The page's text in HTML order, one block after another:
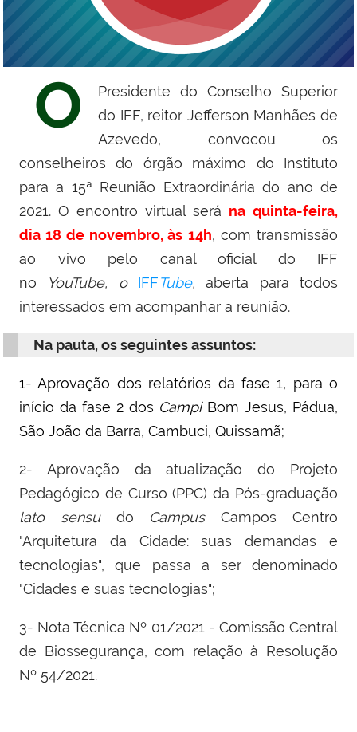
O
Presidente do Conselho Superior
do IFF, reitor Jefferson Manhães de
Azevedo, convocou os
conselheiros do órgão máximo do Instituto
para a 15ª Reunião Extraordinária do ano de
2021. O encontro virtual será na quinta-feira,
dia 18 de novembro, às 14h, com transmissão
ao vivo pelo canal oficial do IFF
no
YouTube, o IFFTube,aberta para todos
interessados em acompanhar a reunião.
Na pauta, os seguintes assuntos:
1- Aprovação dos relatórios da fase 1, para o
início da fase 2 dos CampiBom Jesus, Pádua,
São João da Barra, Cambuci, Quissamã;
2- Aprovação da atualização do Projeto
Pedagógico de Curso (PPC) da Pós-graduação
lato sensudo CampusCampos Centro
"Arquitetura da Cidade: suas demandas e
tecnologias", que passa a ser denominado
"Cidades e suas tecnologias";
3- Nota Técnica Nº 01/2021 - Comissão Central
de Biossegurança, com relação à Resolução
Nº 54/2021.